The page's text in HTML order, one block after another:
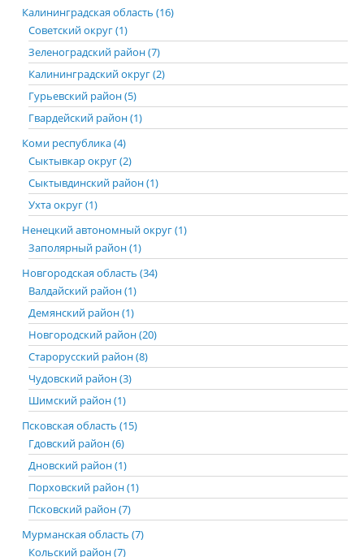
Калининградская область (16)
Советский округ (1)
Зеленоградский район (7)
Калининградский округ (2)
Гурьевский район (5)
Гвардейский район (1)
Коми республика (4)
Сыктывкар округ (2)
Сыктывдинский район (1)
Ухта округ (1)
Ненецкий автономный округ (1)
Заполярный район (1)
Новгородская область (34)
Валдайский район (1)
Демянский район (1)
Новгородский район (20)
Старорусский район (8)
Чудовский район (3)
Шимский район (1)
Псковская область (15)
Гдовский район (6)
Дновский район (1)
Порховский район (1)
Псковский район (7)
Мурманская область (7)
Кольский район (7)